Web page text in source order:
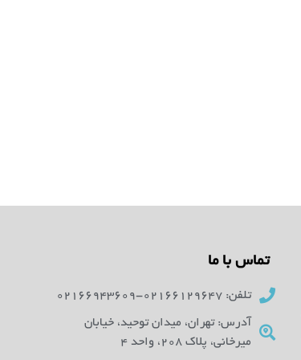
تماس با ما
تلفن: 02166129647-02166943609
آدرس: تهران، میدان توحید، خیابان
میرخانی، پلاک 208، واحد 4